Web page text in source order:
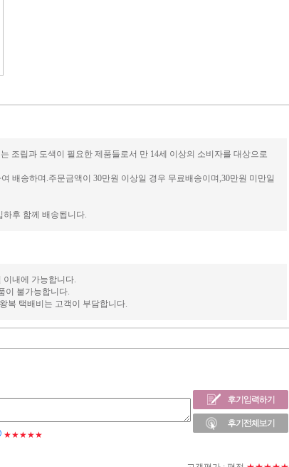
조립과 도색이 필요한 제품들로서 만 14세 이상의 소비자를 대상으로
배송하며.주문금액이 30만원 이상일 경우 무료배송이며,30만원 미만일
후 함께 배송됩니다.
내에 가능합니다.
이 불가능합니다.
복 택배비는 고객이 부담합니다.
★★★★★